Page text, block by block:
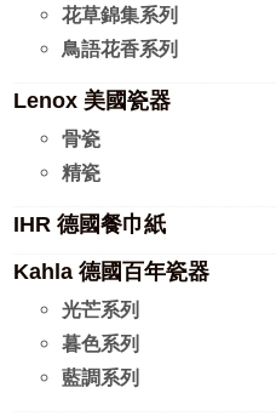
花草錦集系列
鳥語花香系列
Lenox 美國瓷器
骨瓷
精瓷
IHR 德國餐巾紙
Kahla 德國百年瓷器
光芒系列
暮色系列
藍調系列